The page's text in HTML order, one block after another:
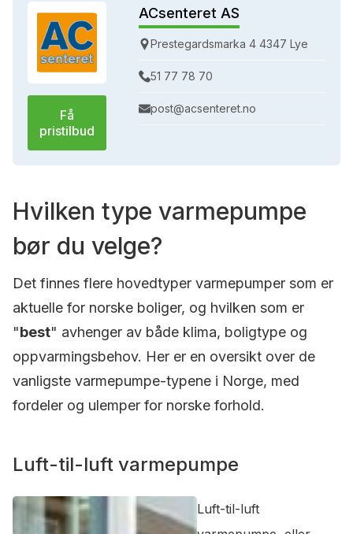
Få
pristilbud
ACsenteret AS
Prestegardsmarka 4 4347 Lye
51 77 78 70
post@acsenteret.no
Hvilken type varmepumpe
bør du velge?
Det finnes flere hovedtyper varmepumper som er
aktuelle for norske boliger, og hvilken som er
"best" avhenger av både klima, boligtype og
oppvarmingsbehov. Her er en oversikt over de
vanligste varmepumpe-typene i Norge, med
fordeler og ulemper for norske forhold.
Luft-til-luft varmepumpe
Luft-til-luft